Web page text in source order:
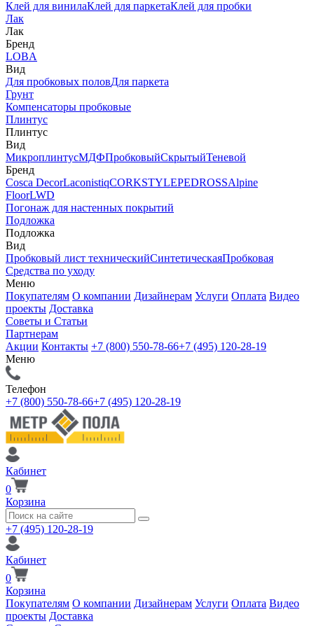
Клей для винилаКлей для паркетаКлей для пробки
Лак
Лак
Бренд
LOBA
Вид
Для пробковых половДля паркета
Грунт
Компенсаторы пробковые
Плинтус
Плинтус
Вид
МикроплинтусМДФПробковыйСкрытыйТеневой
Бренд
Cosca DecorLaconistiqCORKSTYLEPEDROSSAlpine
FloorLWD
Погонаж для настенных покрытий
Подложка
Подложка
Вид
Пробковый лист техническийСинтетическаяПробковая
Средства по уходу
Меню
Покупателям О компании Дизайнерам Услуги Оплата Видео
проекты Доставка
Советы и Статьи
Партнерам
Акции Контакты +7 (800) 550-78-66+7 (495) 120-28-19
Меню
Телефон
+7 (800) 550-78-66+7 (495) 120-28-19
Кабинет
0
Корзина
+7 (495) 120-28-19
Кабинет
0
Корзина
Покупателям О компании Дизайнерам Услуги Оплата Видео
проекты Доставка